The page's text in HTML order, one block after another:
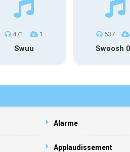
471 1
Swuu
537
Swoosh
Alarme
Applaudissement